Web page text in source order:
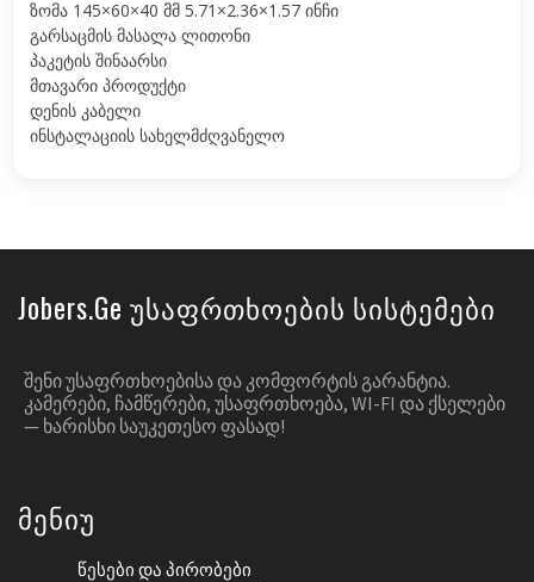
ზომა 145×60×40 მმ 5.71×2.36×1.57 ინჩი
გარსაცმის მასალა ლითონი
პაკეტის შინაარსი
მთავარი პროდუქტი
დენის კაბელი
ინსტალაციის სახელმძღვანელო
Jobers.ge Უსაფრთხოების Სისტემები
ᲨᲔᲜᲘ ᲣᲡᲐᲤᲠᲗᲮᲝᲔᲑᲘᲡᲐ ᲓᲐ ᲙᲝᲛᲤᲝᲠᲢᲘᲡ ᲒᲐᲠᲐᲜᲢᲘᲐ.
ᲙᲐᲛᲔᲠᲔᲑᲘ, ᲩᲐᲛᲬᲔᲠᲔᲑᲘ, ᲣᲡᲐᲤᲠᲗᲮᲝᲔᲑᲐ, WI-FI ᲓᲐ ᲥᲡᲔᲚᲔᲑᲘ
— ᲮᲐᲠᲘᲡᲮᲘ ᲡᲐᲣᲙᲔᲗᲔᲡᲝ ᲤᲐᲡᲐᲓ!
Მენიუ
Წესები Და Პირობები